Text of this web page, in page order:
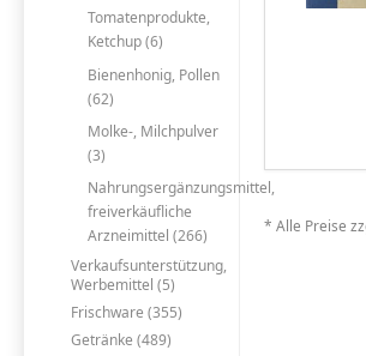
Tomatenprodukte,
Ketchup (6)
Bienenhonig, Pollen
(62)
Molke-, Milchpulver
(3)
Nahrungsergänzungsmittel,
freiverkäufliche
Arzneimittel (266)
Verkaufsunterstützung,
Werbemittel (5)
Frischware (355)
Getränke (489)
* Alle Preise